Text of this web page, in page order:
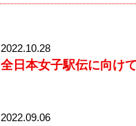
2022.10.28
全日本女子駅伝に向けて
2022.09.06